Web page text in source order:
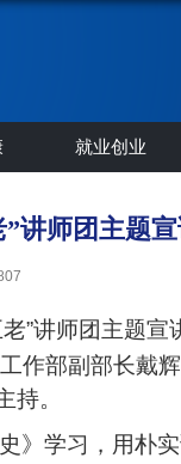
就业创业
讲师团主题
”讲师团主题
作部副部长戴
持。
》学习，用朴